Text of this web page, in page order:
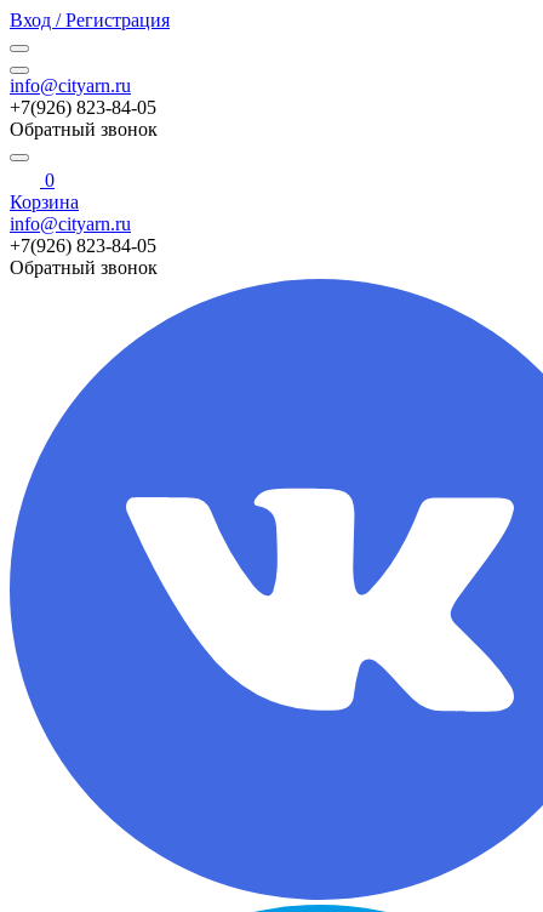
Вход / Регистрация
info@cityarn.ru
+7(926) 823-84-05
Обратный звонок
0
Корзина
info@cityarn.ru
+7(926) 823-84-05
Обратный звонок